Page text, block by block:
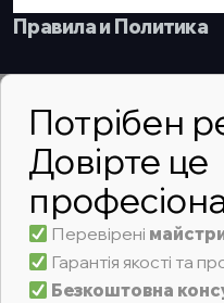
Правила и Политика
Потрібен
Довірте це
Перевірені
Гарантія якості та
Безкоштовна